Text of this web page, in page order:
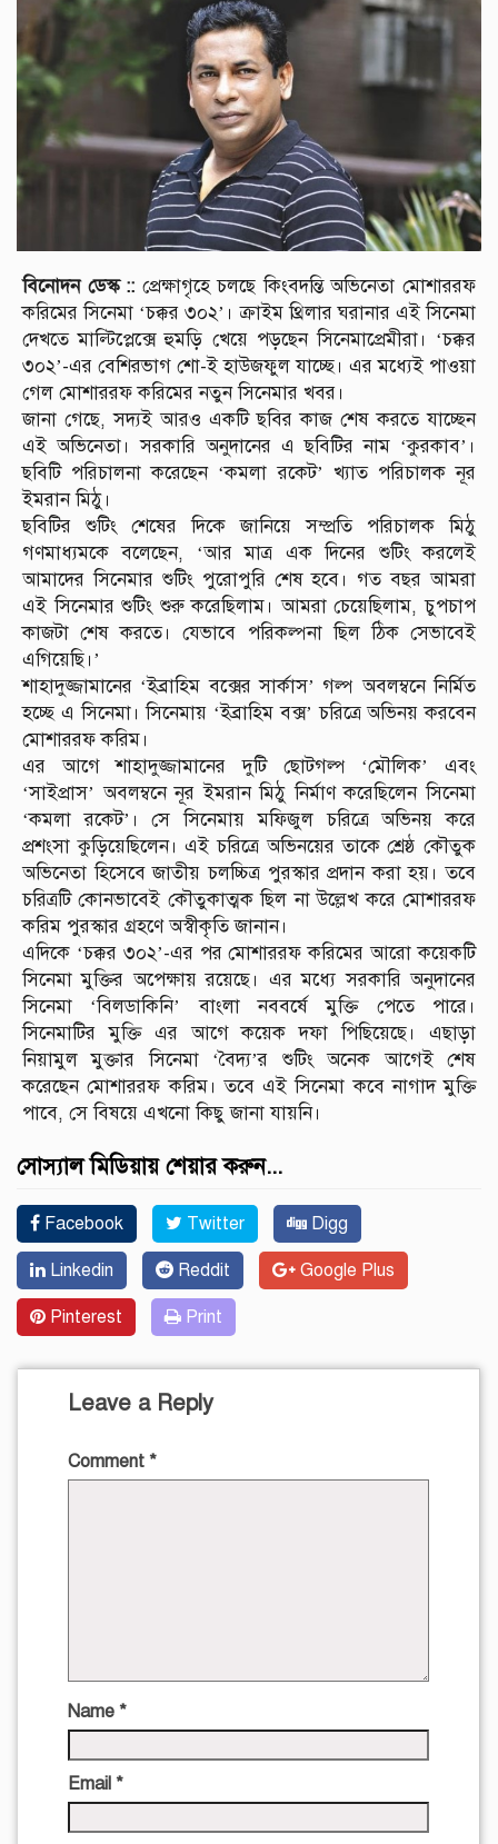
বিনোদন ডেস্ক :: প্রেক্ষাগৃহে চলছে কিংবদন্তি অভিনেতা মোশাররফ
করিমের সিনেমা ‘চক্কর ৩০২’। ক্রাইম থ্রিলার ঘরানার এই সিনেমা
দেখতে মাল্টিপ্লেক্সে হুমড়ি খেয়ে পড়ছেন সিনেমাপ্রেমীরা। ‘চক্কর
৩০২’-এর বেশিরভাগ শো-ই হাউজফুল যাচ্ছে। এর মধ্যেই পাওয়া
গেল মোশাররফ করিমের নতুন সিনেমার খবর।
জানা গেছে, সদ্যই আরও একটি ছবির কাজ শেষ করতে যাচ্ছেন
এই অভিনেতা। সরকারি অনুদানের এ ছবিটির নাম ‘কুরকাব’।
ছবিটি পরিচালনা করেছেন ‘কমলা রকেট’ খ্যাত পরিচালক নূর
ইমরান মিঠু।
ছবিটির শুটিং শেষের দিকে জানিয়ে সম্প্রতি পরিচালক মিঠু
গণমাধ্যমকে বলেছেন, ‘আর মাত্র এক দিনের শুটিং করলেই
আমাদের সিনেমার শুটিং পুরোপুরি শেষ হবে। গত বছর আমরা
এই সিনেমার শুটিং শুরু করেছিলাম। আমরা চেয়েছিলাম, চুপচাপ
কাজটা শেষ করতে। যেভাবে পরিকল্পনা ছিল ঠিক সেভাবেই
এগিয়েছি।’
শাহাদুজ্জামানের ‘ইব্রাহিম বক্সের সার্কাস’ গল্প অবলম্বনে নির্মিত
হচ্ছে এ সিনেমা। সিনেমায় ‘ইব্রাহিম বক্স’ চরিত্রে অভিনয় করবেন
মোশাররফ করিম।
এর আগে শাহাদুজ্জামানের দুটি ছোটগল্প ‘মৌলিক’ এবং
‘সাইপ্রাস’ অবলম্বনে নূর ইমরান মিঠু নির্মাণ করেছিলেন সিনেমা
‘কমলা রকেট’। সে সিনেমায় মফিজুল চরিত্রে অভিনয় করে
প্রশংসা কুড়িয়েছিলেন। এই চরিত্রে অভিনয়ের তাকে শ্রেষ্ঠ কৌতুক
অভিনেতা হিসেবে জাতীয় চলচ্চিত্র পুরস্কার প্রদান করা হয়। তবে
চরিত্রটি কোনভাবেই কৌতুকাত্মক ছিল না উল্লেখ করে মোশাররফ
করিম পুরস্কার গ্রহণে অস্বীকৃতি জানান।
এদিকে ‘চক্কর ৩০২’-এর পর মোশাররফ করিমের আরো কয়েকটি
সিনেমা মুক্তির অপেক্ষায় রয়েছে। এর মধ্যে সরকারি অনুদানের
সিনেমা ‘বিলডাকিনি’ বাংলা নববর্ষে মুক্তি পেতে পারে।
সিনেমাটির মুক্তি এর আগে কয়েক দফা পিছিয়েছে। এছাড়া
নিয়ামুল মুক্তার সিনেমা ‘বৈদ্য’র শুটিং অনেক আগেই শেষ
করেছেন মোশাররফ করিম। তবে এই সিনেমা কবে নাগাদ মুক্তি
পাবে, সে বিষয়ে এখনো কিছু জানা যায়নি।
সোস্যাল মিডিয়ায় শেয়ার করুন...
Facebook Twitter Digg
Linkedin Reddit Google Plus
Pinterest Print
Leave a Reply
Comment *
Name *
Email *